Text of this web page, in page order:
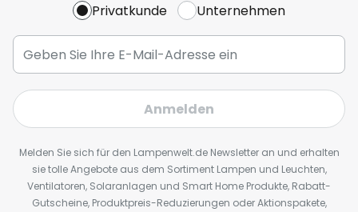
Privatkunde Unternehmen
Anmelden
Melden Sie sich für den Lampenwelt.de Newsletter an und erhalten
sie tolle Angebote aus dem Sortiment Lampen und Leuchten,
Ventilatoren, Solaranlagen und Smart Home Produkte, Rabatt-
Gutscheine, Produktpreis-Reduzierungen oder Aktionspakete,